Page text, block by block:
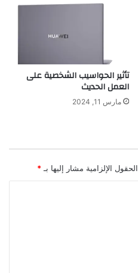
تأثير الحواسيب الشخصية على
العمل الحديث
مارس 11, 2024
الحقول الإلزامية مشار إليها بـ *